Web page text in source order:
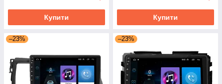
Купити Купити
–23% –23%